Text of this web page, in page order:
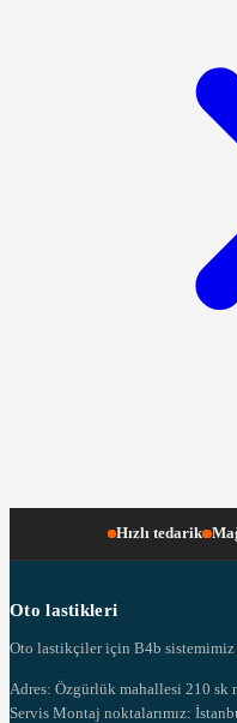
Hızlı tedarik
Oto lastikleri
Oto lastikçiler için B4b sistemimiz
Adres: Özgürlük mahallesi 210 sk
Servis Montaj noktalarımız: